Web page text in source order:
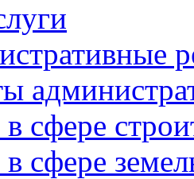
сфере
в сфере